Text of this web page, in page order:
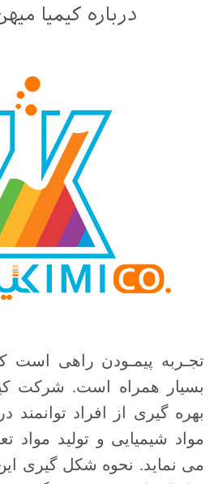
درباره کیمیا
تجـربه پیمـودن راهی است
بسیار همراه است. شرکت
بهره گیری از افراد توانمند
مواد شیمیایی و تولید مواد
می نماید. نحوه شکل گیری